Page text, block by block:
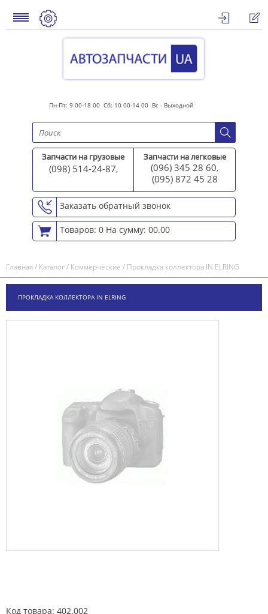
Пн-Пт: 9 00-18 00 Сб: 10 00-14 00 Вс - Выходной
Запчасти на грузовые
(098) 514-24-87,
Запчасти на легковые
(096) 345 28 60,
(095) 872 45 28
Заказать обратный звонок
Товаров: 0 На сумму: 00.00
Главная/ Каталог/ Коммерческие / Прокладка коллектора IN ELRING
ПРОКЛАДКА КОЛЛЕКТОРА IN ELRING
Код товара: 402.002